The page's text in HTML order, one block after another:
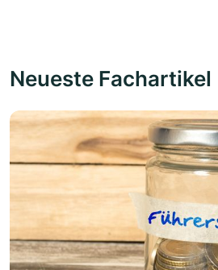
Neueste Fachartikel